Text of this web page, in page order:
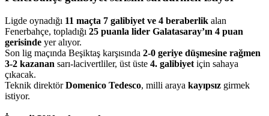
Ligde oynadığı 11 maçta 7 galibiyet ve 4 beraberlik alan
Fenerbahçe, topladığı 25 puanla lider Galatasaray’ın 4 puan
gerisinde yer alıyor.
Son lig maçında Beşiktaş karşısında 2-0 geriye düşmesine rağmen
3-2 kazanan sarı-lacivertliler, üst üste 4. galibiyet için sahaya
çıkacak.
Teknik direktörDomenico Tedesco, milli araya kayıpsız girmek
istiyor.